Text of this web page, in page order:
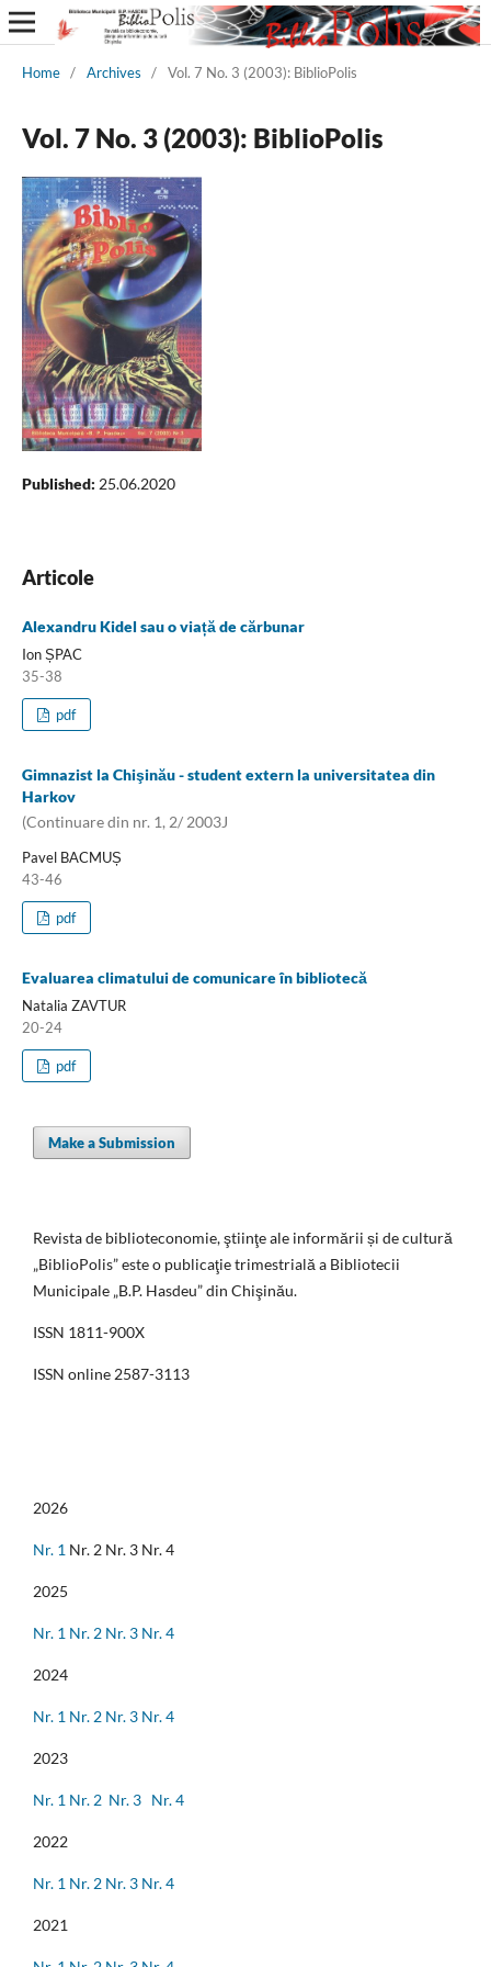
Home / Archives / Vol. 7 No. 3 (2003): BiblioPolis
Vol. 7 No. 3 (2003): BiblioPolis
Published: 25.06.2020
Articole
Alexandru Kidel sau o viață de cărbunar
Ion ȘPAC
35-38
pdf
Gimnazist la Chişinău - student extern la universitatea din
Harkov
(Continuare din nr. 1, 2/ 2003J
Pavel BACMUȘ
43-46
pdf
Evaluarea climatului de comunicare în bibliotecă
Natalia ZAVTUR
20-24
pdf
Make a Submission
Revista de biblioteconomie, ştiinţe ale informării și de cultură
„BiblioPolis” este o publicaţie trimestrială a Bibliotecii
Municipale „B.P. Hasdeu” din Chişinău.
ISSN 1811-900X
ISSN online 2587-3113
2026
Nr. 1 Nr. 2 Nr. 3 Nr. 4
2025
Nr. 1 Nr. 2 Nr. 3 Nr. 4
2024
Nr. 1 Nr. 2 Nr. 3 Nr. 4
2023
Nr. 1 Nr. 2 Nr. 3 Nr. 4
2022
Nr. 1 Nr. 2 Nr. 3 Nr. 4
2021